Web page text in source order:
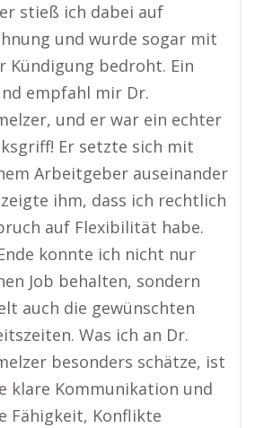
stieß ich dabei auf
und wurde sogar mit
Kündigung bedroht. Ein
empfahl mir Dr.
und er war ein echter
Er setzte sich mit
Arbeitgeber auseinander
ihm, dass ich rechtlich
auf Flexibilität habe.
konnte ich nicht nur
Job behalten, sondern
auch die gewünschten
Was ich an Dr.
besonders schätze, ist
klare Kommunikation und
Fähigkeit, Konflikte